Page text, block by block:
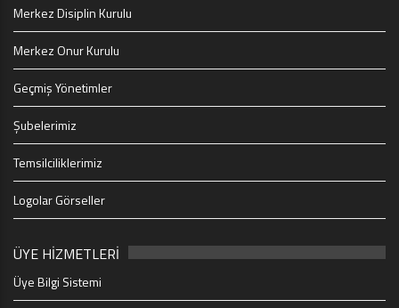
Merkez Disiplin Kurulu
Merkez Onur Kurulu
Geçmiş Yönetimler
Şubelerimiz
Temsilciliklerimiz
Logolar Görseller
ÜYE HİZMETLERİ
Üye Bilgi Sistemi